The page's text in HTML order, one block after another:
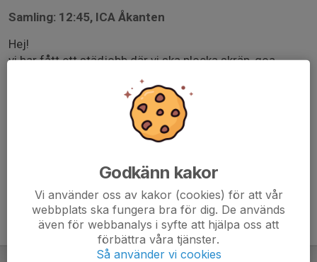
Samling: 12:45, ICA Åkanten
Hej!
vi har fått ett städjobb där vi ska plocka skräp, goa
pengar in i den individuella kassan.
passet är obligatoriskt, alla förväntas vara på plats. info
gått ut i god tid planera in detta i kalendern.
Godkänn kakor
Vi använder oss av kakor (cookies) för att vår
webbplats ska fungera bra för dig. De används
även för webbanalys i syfte att hjälpa oss att
förbättra våra tjänster.
Så använder vi cookies